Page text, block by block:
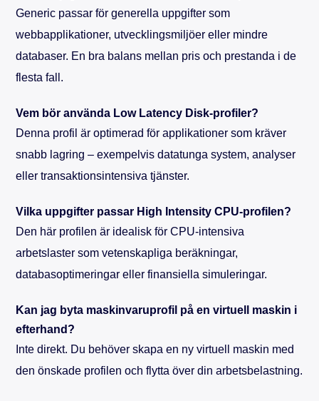
Generic passar för generella uppgifter som
webbapplikationer, utvecklingsmiljöer eller mindre
databaser. En bra balans mellan pris och prestanda i de
flesta fall.
Vem bör använda Low Latency Disk-profiler?
Denna profil är optimerad för applikationer som kräver
snabb lagring – exempelvis datatunga system, analyser
eller transaktionsintensiva tjänster.
Vilka uppgifter passar High Intensity CPU-profilen?
Den här profilen är idealisk för CPU-intensiva
arbetslaster som vetenskapliga beräkningar,
databasoptimeringar eller finansiella simuleringar.
Kan jag byta maskinvaruprofil på en virtuell maskin i
efterhand?
Inte direkt. Du behöver skapa en ny virtuell maskin med
den önskade profilen och flytta över din arbetsbelastning.